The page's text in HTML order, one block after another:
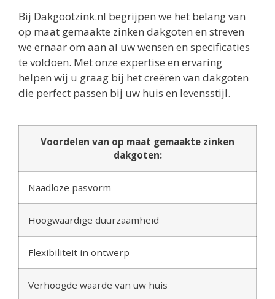
Bij Dakgootzink.nl begrijpen we het belang van
op maat gemaakte zinken dakgoten en streven
we ernaar om aan al uw wensen en specificaties
te voldoen. Met onze expertise en ervaring
helpen wij u graag bij het creëren van dakgoten
die perfect passen bij uw huis en levensstijl.
Voordelen van op maat gemaakte zinken
dakgoten:
Naadloze pasvorm
Hoogwaardige duurzaamheid
Flexibiliteit in ontwerp
Verhoogde waarde van uw huis